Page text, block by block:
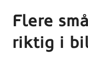
Flere
riktig i